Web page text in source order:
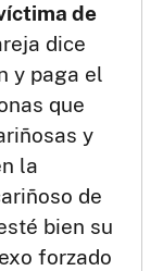
de
dice
y paga el
que
y
la
de
bien su
forzado